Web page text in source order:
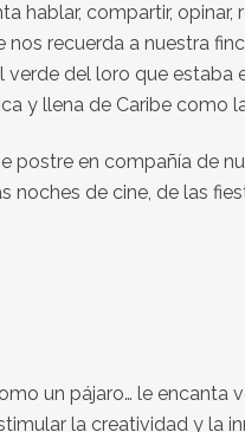
hablar, compartir, opinar,
recuerda a nuestra
del loro que estaba
y llena de Caribe como
postre en compañía de
de cine, de las
un pájaro… le encanta
la creatividad y la